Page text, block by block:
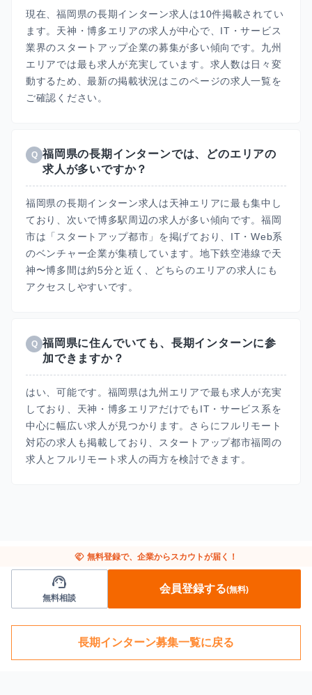
現在、福岡県の長期インターン求人は10件掲載されてい
ます。天神・博多エリアの求人が中心で、IT・サービス
業界のスタートアップ企業の募集が多い傾向です。九州
エリアでは最も求人が充実しています。求人数は日々変
動するため、最新の掲載状況はこのページの求人一覧を
ご確認ください。
Q 福岡県の長期インターンでは、どのエリアの
求人が多いですか？
福岡県の長期インターン求人は天神エリアに最も集中し
ており、次いで博多駅周辺の求人が多い傾向です。福岡
市は「スタートアップ都市」を掲げており、IT・Web系
のベンチャー企業が集積しています。地下鉄空港線で天
神〜博多間は約5分と近く、どちらのエリアの求人にも
アクセスしやすいです。
Q 福岡県に住んでいても、長期インターンに参
加できますか？
はい、可能です。福岡県は九州エリアで最も求人が充実
しており、天神・博多エリアだけでもIT・サービス系を
中心に幅広い求人が見つかります。さらにフルリモート
対応の求人も掲載しており、スタートアップ都市福岡の
求人とフルリモート求人の両方を検討できます。
handshake 無料登録で、企業からスカウトが届く！
support_agent
無料相談
会員登録する(無料)
長期インターン募集一覧に戻る